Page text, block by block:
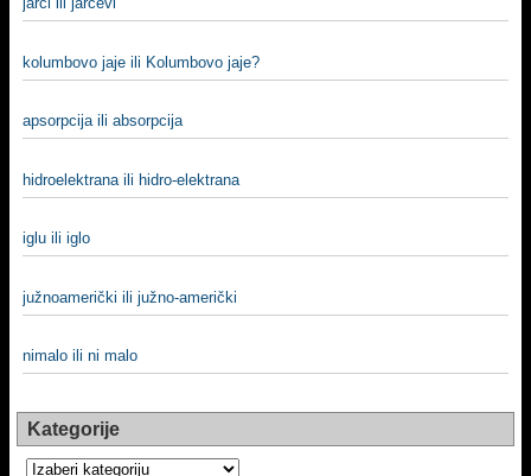
kolumbovo jaje ili Kolumbovo jaje?
apsorpcija ili absorpcija
hidroelektrana ili hidro-elektrana
iglu ili iglo
južnoamerički ili južno-američki
nimalo ili ni malo
Kategorije
Kategorije